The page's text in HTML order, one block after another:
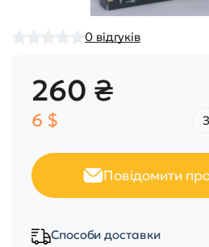
0 відгуків
260 ₴
6 $
Повідомити
Способи доставки